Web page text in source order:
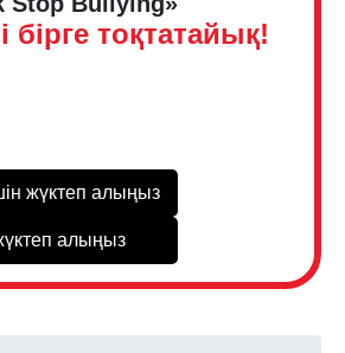
бірге тоқтатайық!
жүктеп алыңыз
алыңыз